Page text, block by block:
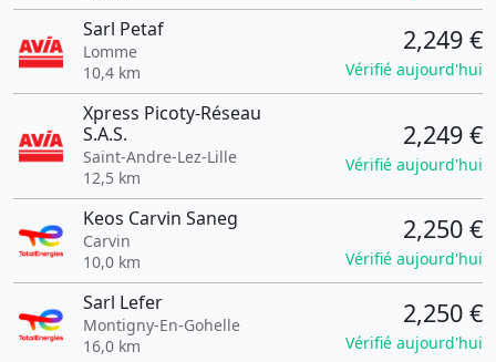
Sarl Petaf
Lomme
10,4 km
2,249 €
Vérifié aujourd'hui
Xpress Picoty-Réseau
S.A.S.
Saint-Andre-Lez-Lille
12,5 km
2,249 €
Vérifié aujourd'hui
Keos Carvin Saneg
Carvin
10,0 km
2,250 €
Vérifié aujourd'hui
Sarl Lefer
Montigny-En-Gohelle
16,0 km
2,250 €
Vérifié aujourd'hui